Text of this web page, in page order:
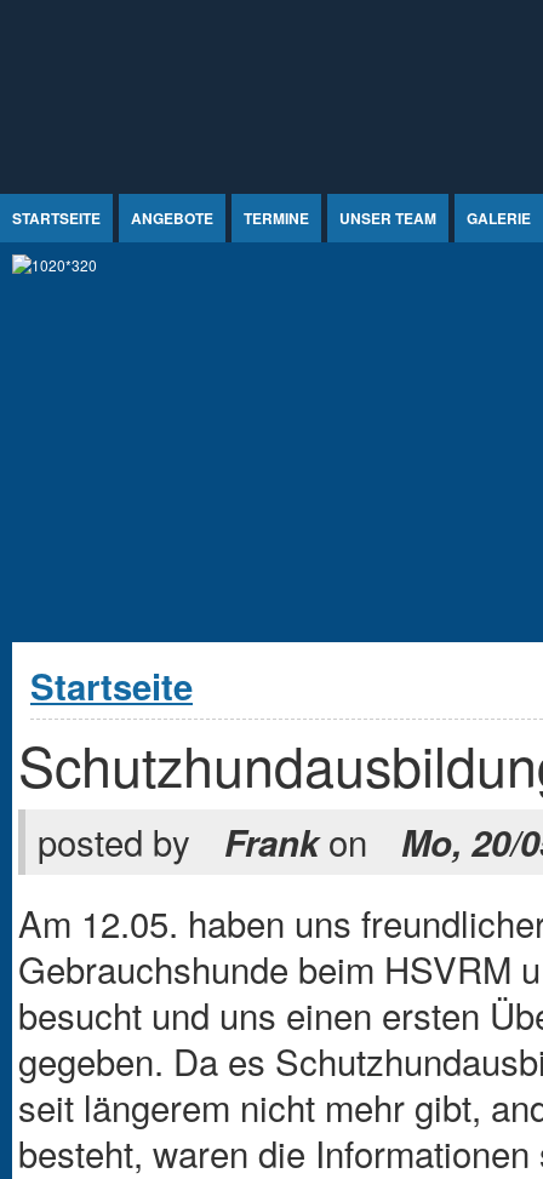
STARTSEITE ANGEBOTE TERMINE UNSER TEAM GALERIE
Sie sind hier
Startseite
posted by Frankon
Mo, 20/
Am 12.05. haben uns
Gebrauchshunde beim HSVRM
besucht und uns einen ersten
gegeben. Da es
seit längerem nicht mehr gibt,
besteht, waren die